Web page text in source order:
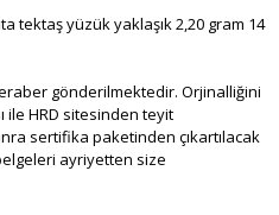
tektaş yüzük yaklaşık 2,20 gram 14
gönderilmektedir. Orjinalliğini
HRD sitesinden teyit
sertifika paketinden çıkartılacak
ayriyetten size